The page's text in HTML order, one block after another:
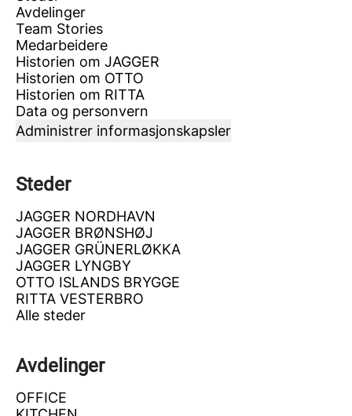
Avdelinger
Team Stories
Medarbeidere
Historien om JAGGER
Historien om OTTO
Historien om RITTA
Data og personvern
Administrer informasjonskapsler
Steder
JAGGER NORDHAVN
JAGGER BRØNSHØJ
JAGGER GRÜNERLØKKA
JAGGER LYNGBY
OTTO ISLANDS BRYGGE
RITTA VESTERBRO
Alle steder
Avdelinger
OFFICE